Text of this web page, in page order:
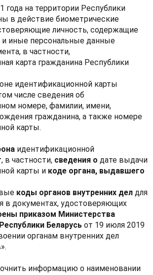
года на территории Республики
в действие биометрические
личность, содержащие
и иные персональные данные
в частности,
карта гражданина Республики
идентификационной карты
числе сведения об
номере, фамилии, имени,
гражданина, а также номере
карты.
идентификационной
, в частности, сведения о дате выдачи
карты и коде органа, выдавшего
коды органов внутренних дел для
в документах, удостоверяющих
приказом Министерства
Беларусь от 19 июля 2019
органам внутренних дел
информацию о наименовании